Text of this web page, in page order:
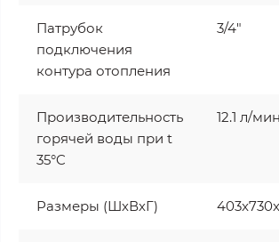
Патрубок
подключения
контура отопления
3/4"
Производительность
горячей воды при t
35°C
12.1 л/мин
Размеры (ШхВхГ)